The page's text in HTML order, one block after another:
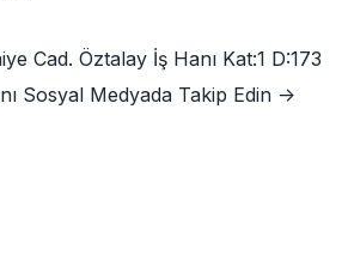
Cad. Öztalay İş Hanı Kat:1 D:173
Sosyal Medyada Takip Edin ->